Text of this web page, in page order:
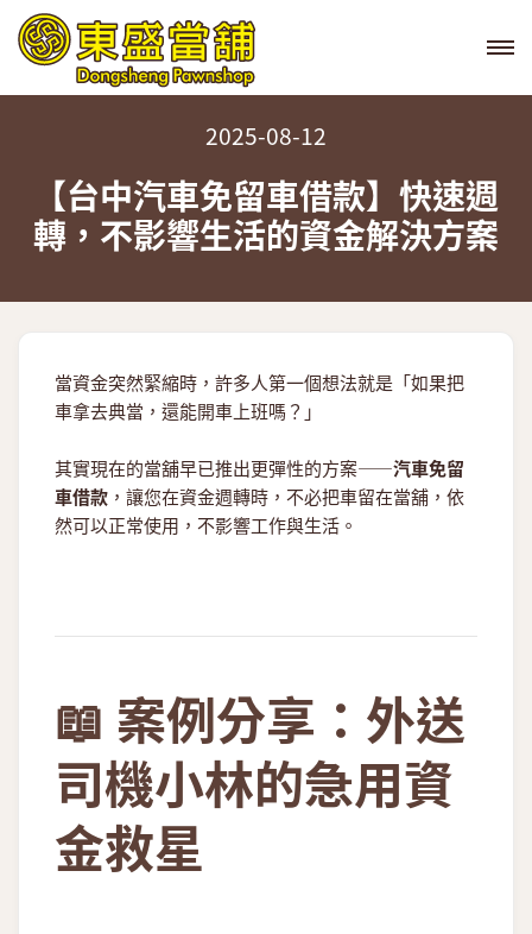
2025-08-12
【台中汽車免留車借款】快速週
轉，不影響生活的資金解決方案
當資金突然緊縮時，許多人第一個想法就是「如果把
車拿去典當，還能開車上班嗎？」
其實現在的當舖早已推出更彈性的方案——汽車免留
車借款 ，讓您在資金週轉時，不必把車留在當舖，依
然可以正常使用，不影響工作與生活。
📖 案例分享：外送
司機小林的急用資
金救星